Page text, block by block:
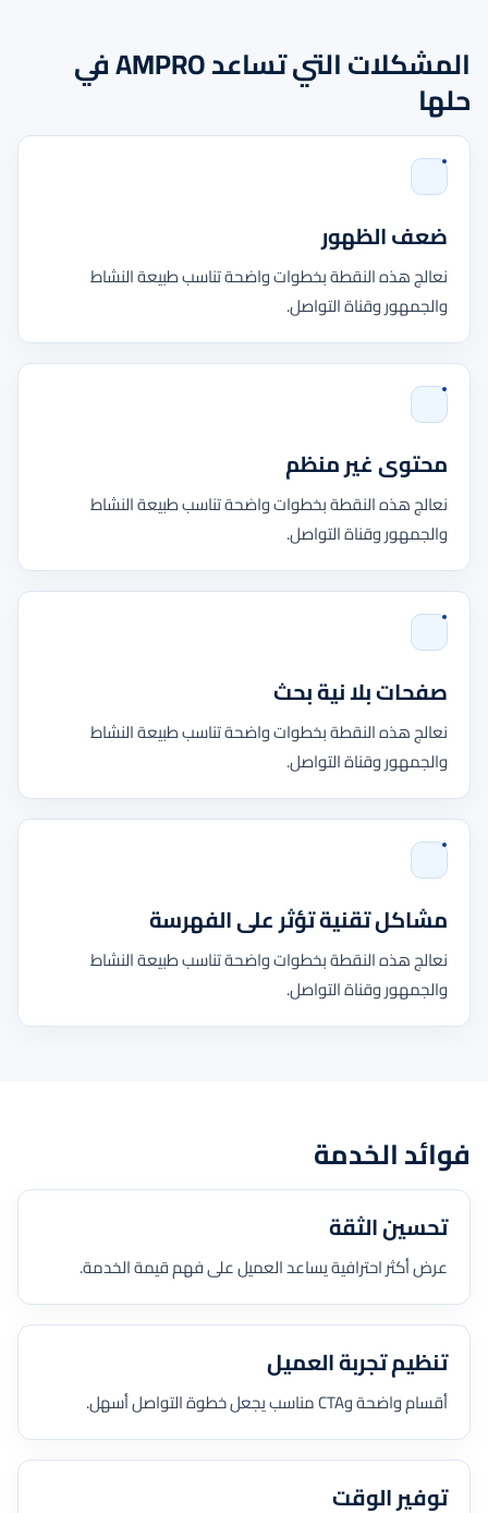
المشكلات التي تساعد AMPRO في
حلها
ضعف الظهور
نعالج هذه النقطة بخطوات واضحة تناسب طبيعة النشاط
والجمهور وقناة التواصل.
محتوى غير منظم
نعالج هذه النقطة بخطوات واضحة تناسب طبيعة النشاط
والجمهور وقناة التواصل.
صفحات بلا نية بحث
نعالج هذه النقطة بخطوات واضحة تناسب طبيعة النشاط
والجمهور وقناة التواصل.
مشاكل تقنية تؤثر على الفهرسة
نعالج هذه النقطة بخطوات واضحة تناسب طبيعة النشاط
والجمهور وقناة التواصل.
فوائد الخدمة
تحسين الثقة
عرض أكثر احترافية يساعد العميل على فهم قيمة الخدمة.
تنظيم تجربة العميل
أقسام واضحة وCTA مناسب يجعل خطوة التواصل أسهل.
توفير الوقت